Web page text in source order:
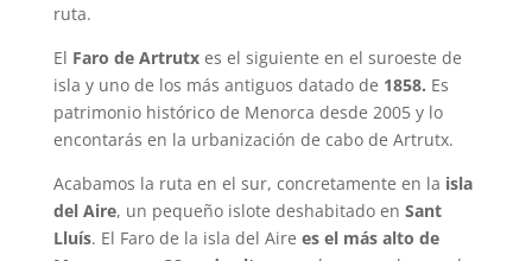
ruta.
El Faro de Artrutxes el siguiente en el suroeste de
isla y uno de los más antiguos datado de 1858. Es
patrimonio histórico de Menorca desde 2005 y lo
encontarás en la urbanización de cabo de Artrutx.
Acabamos la ruta en el sur, concretamente en la isla
del Aire, un pequeño islote deshabitado en Sant
Lluís. El Faro de la isla del Aire es el más alto de